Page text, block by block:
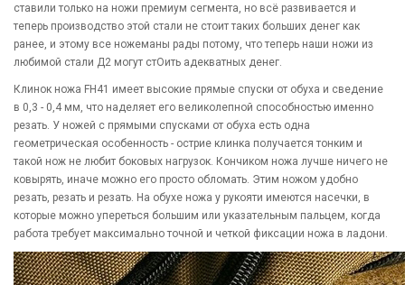
ставили только на ножи премиум сегмента, но всё развивается и
теперь производство этой стали не стоит таких больших денег как
ранее, и этому все ножеманы рады потому, что теперь наши ножи из
любимой стали Д2 могут стОить адекватных денег.
Клинок ножа FH41 имеет высокие прямые спуски от обуха и сведение
в 0,3 - 0,4 мм, что наделяет его великолепной способностью именно
резать. У ножей с прямыми спусками от обуха есть одна
геометрическая особенность - острие клинка получается тонким и
такой нож не любит боковых нагрузок. Кончиком ножа лучше ничего не
ковырять, иначе можно его просто обломать. Этим ножом удобно
резать, резать и резать. На обухе ножа у рукояти имеются насечки, в
которые можно упереться большим или указательным пальцем, когда
работа требует максимально точной и четкой фиксации ножа в ладони.